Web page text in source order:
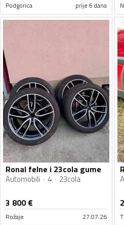
Podgorica prije 6 dana
Ronal felne i 23cola gume
Automobili 4 23cola
3 800€
Rožaje 27.07.26